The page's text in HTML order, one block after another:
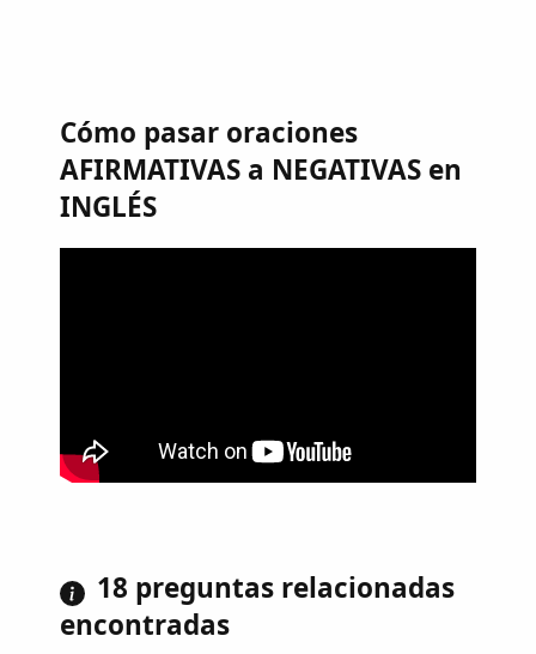
Cómo pasar oraciones
AFIRMATIVAS a NEGATIVAS en
INGLÉS
18 preguntas relacionadas
encontradas